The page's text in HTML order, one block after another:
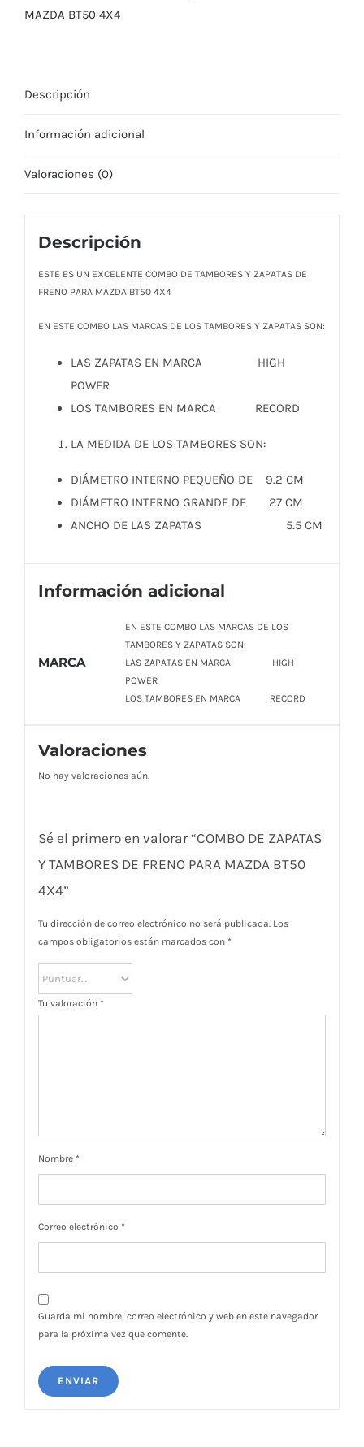
MAZDA
MAZDA BT50 4X4
Descripción
Información adicional
Valoraciones (0)
Descripción
ESTE ES UN EXCELENTE COMBO DE TAMBORES Y ZAPATAS DE
FRENO PARA MAZDA BT50 4X4
EN ESTE COMBO LAS MARCAS DE LOS TAMBORES Y ZAPATAS SON:
LAS ZAPATAS EN MARCA HIGH
POWER
LOS TAMBORES EN MARCA RECORD
LA MEDIDA DE LOS TAMBORES SON:
DIÁMETRO INTERNO PEQUEÑO DE 9.2 CM
DIÁMETRO INTERNO GRANDE DE 27 CM
ANCHO DE LAS ZAPATAS 5.5 CM
Información adicional
MARCA
EN ESTE COMBO LAS MARCAS DE LOS
TAMBORES Y ZAPATAS SON:
LAS ZAPATAS EN MARCA HIGH
POWER
LOS TAMBORES EN MARCA RECORD
Valoraciones
No hay valoraciones aún.
Sé el primero en valorar “COMBO DE ZAPATAS
Y TAMBORES DE FRENO PARA MAZDA BT50
4X4”
Tu dirección de correo electrónico no será publicada. Los
campos obligatorios están marcados con *
Tu valoración *
Nombre *
Correo electrónico *
Guarda mi nombre, correo electrónico y web en este navegador
para la próxima vez que comente.